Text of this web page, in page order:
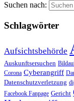
Suchen nach:
Schlagwörter
Aufsichtsbehörde
Auskunftsersuchen
Corona Cyberangriff
Datenschutzverletzung
Facebook Fanpage Gericht